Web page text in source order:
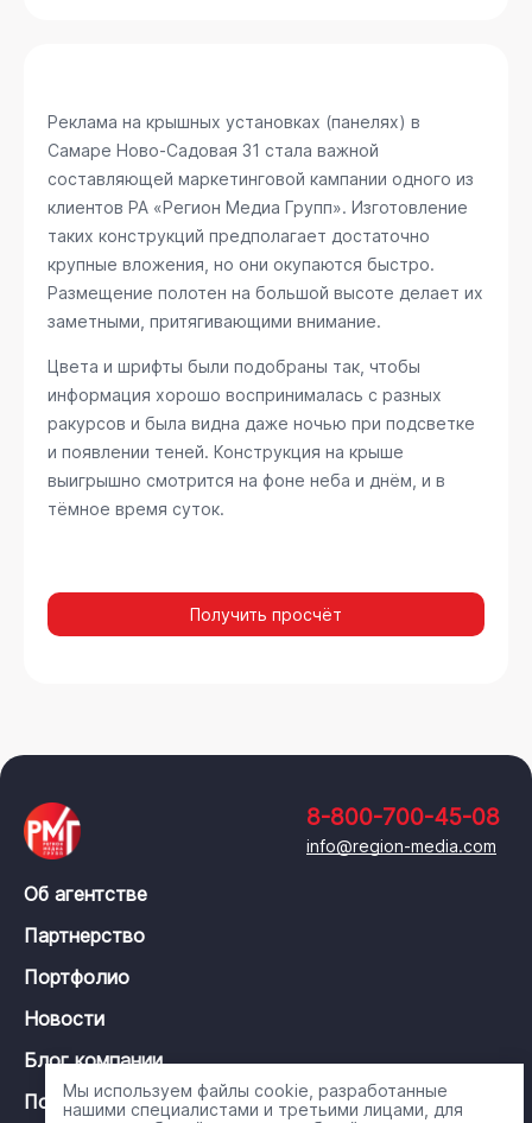
Реклама на крышных установках (панелях) в
Самаре Ново-Садовая 31 стала важной
составляющей маркетинговой кампании одного из
клиентов РА «Регион Медиа Групп». Изготовление
таких конструкций предполагает достаточно
крупные вложения, но они окупаются быстро.
Размещение полотен на большой высоте делает их
заметными, притягивающими внимание.
Цвета и шрифты были подобраны так, чтобы
информация хорошо воспринималась с разных
ракурсов и была видна даже ночью при подсветке
и появлении теней. Конструкция на крыше
выигрышно смотрится на фоне неба и днём, и в
тёмное время суток.
Получить просчёт
8-800-700-45-08
info@region-media.com
Об агентстве
Партнерство
Портфолио
Новости
Блог компании
Политика конфиденциальности
Мы используем файлы cookie, разработанные
нашими специалистами и третьими лицами, для